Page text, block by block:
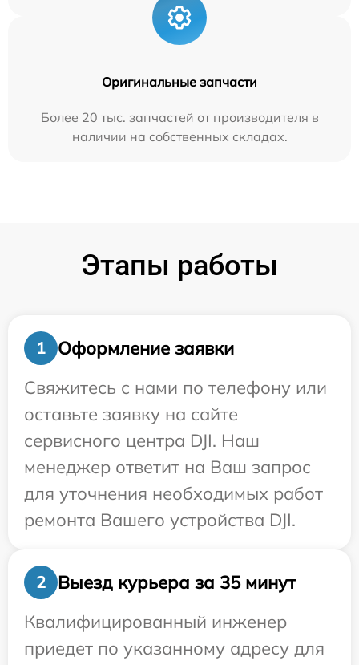
Оригинальные запчасти
Более 20 тыс. запчастей от производителя в
наличии на собственных складах.
Этапы работы
1
Оформление заявки
Свяжитесь с нами по телефону или
оставьте заявку на сайте
сервисного центра DJI. Наш
менеджер ответит на Ваш запрос
для уточнения необходимых работ
ремонта Вашего устройства DJI.
2
Выезд курьера за 35 минут
Квалифицированный инженер
приедет по указанному адресу для